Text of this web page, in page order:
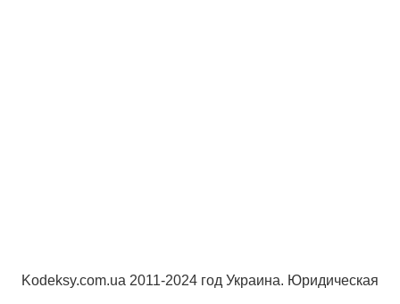
Kodeksy.com.ua 2011-2024 год Украина. Юридическая